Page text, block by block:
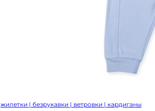
жилетки | безрукавки | ветровки | кардиганы